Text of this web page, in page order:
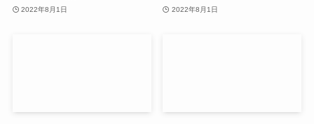
2022年8月1日 2022年8月1日